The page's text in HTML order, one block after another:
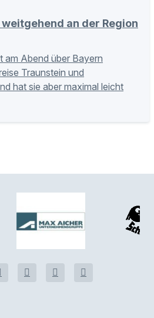
an der Region
am Abend über Bayern
Traunstein und
hat sie aber maximal leicht